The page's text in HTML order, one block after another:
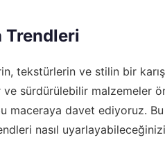
Trendleri
tekstürlerin ve stilin bir
sürdürülebilir malzemeler
maceraya davet ediyoruz.
nasıl